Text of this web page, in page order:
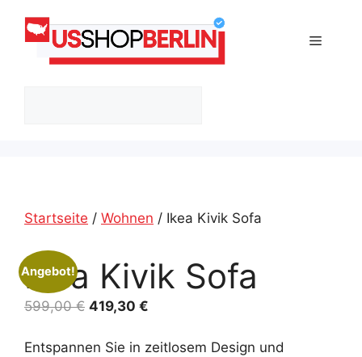
Inhalt
springen
Menü
Startseite / Wohnen / Ikea Kivik Sofa
Angebot!
Ikea Kivik Sofa
599,00€ Ursprünglicher
war:
419,30 €
ist:
Entspannen Sie in zeitlosem Design und